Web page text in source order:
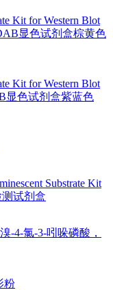
Kit for Western Blot
显色试剂盒棕黄色
Kit for Western Blot
显色试剂盒紫蓝色
Substrate Kit
试剂盒
-4-氯-3-吲哚磷酸，
粉